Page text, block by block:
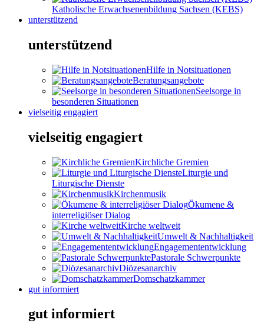
Katholische Erwachsenenbildung Sachsen (KEBS)
unterstützend
unterstützend
Hilfe in Notsituationen
Beratungsangebote
Seelsorge in
besonderen Situationen
vielseitig engagiert
vielseitig engagiert
Kirchliche Gremien
Liturgie und
Liturgische Dienste
Kirchenmusik
Ökumene &
interreligiöser Dialog
Kirche weltweit
Umwelt & Nachhaltigkeit
Engagemententwicklung
Pastorale Schwerpunkte
Diözesanarchiv
Domschatzkammer
gut informiert
gut informiert